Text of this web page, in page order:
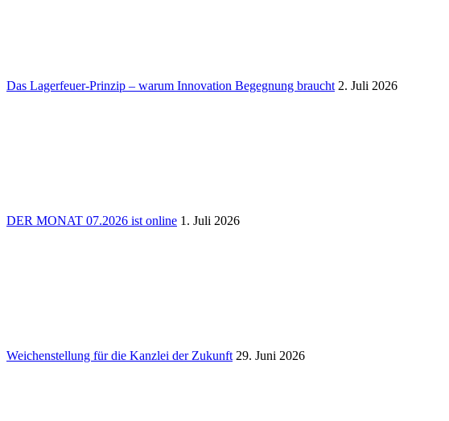
Das Lager­feuer-Prinzip – warum Inno­va­tion Begeg­nung braucht 2. Juli 2026
DER MONAT 07.2026 ist online 1. Juli 2026
Weichen­stel­lung für die Kanzlei der Zukunft 29. Juni 2026